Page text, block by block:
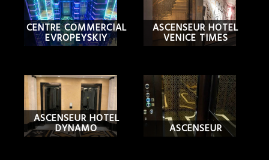
CENTRE COMMERCIAL
EVROPEYSKIY
ASCENSEUR HOTEL
VENICE TIMES
ASCENSEUR HOTEL
DYNAMO ASCENSEUR